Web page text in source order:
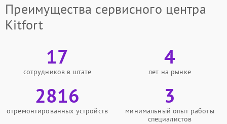
Преимущества сервисного центра
Kitfort
17
сотрудников в штате
4
лет на рынке
2816
отремонтированных устройств
3
минимальный опыт работы
специалистов